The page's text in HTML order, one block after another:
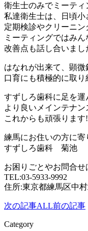
衛生士のみでミーティ
私達衛生士は、日頃小
定期検診やクリーニン
ミーティングではみ
改善点も話し合いまし
はなれが出来て、顕
口育にも積極的に取り
すずしろ歯科に足を運
より良いメインテナ
これからも頑張ります
練馬にお住いの方に
すずしろ歯科 菊池
お困りごとやお問合せ
TEL:03-5933-9992
住所:東京都練馬区中
次の記事ALL前の記事
Category